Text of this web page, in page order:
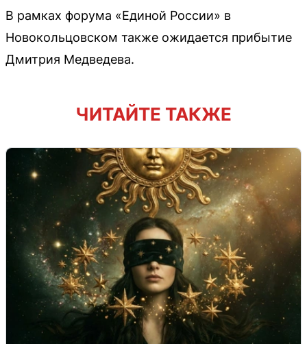
В рамках форума «Единой России» в
Новокольцовском также ожидается прибытие
Дмитрия Медведева.
ЧИТАЙТЕ ТАКЖЕ